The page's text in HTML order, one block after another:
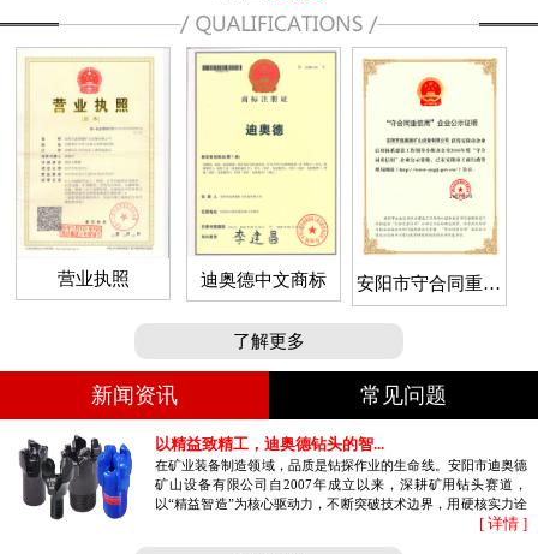
营业执照 迪奥德中文商标
安阳市守合同重信
用企业
了解更多
新闻资讯 常见问题
以精益致精工，迪奥德钻头的智...
在矿业装备制造领域，品质是钻探作业的生命线。安阳市迪奥德
矿山设备有限公司自2007年成立以来，深耕矿用钻头赛道，
以“精益智造”为核心驱动力，不断突破技术边界，用硬核实力诠
[ 详情 ]